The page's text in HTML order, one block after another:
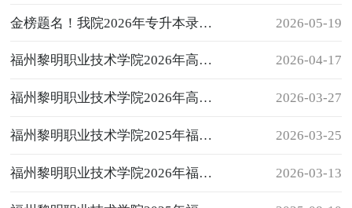
金榜题名！我院2026年专升本录取率再创新高！ 2026-05-19
福州黎明职业技术学院2026年高职分类考试常规批次录取情况一览表（院校代码4013） 2026-04-17
福州黎明职业技术学院2026年高职分类考试招生计划一览表（院校代码4013） 2026-03-27
福州黎明职业技术学院2025年福建省普通高考第一次征求志愿招生计划 2026-03-25
福州黎明职业技术学院2026年福建省高职分类考试招生简章 2026-03-13